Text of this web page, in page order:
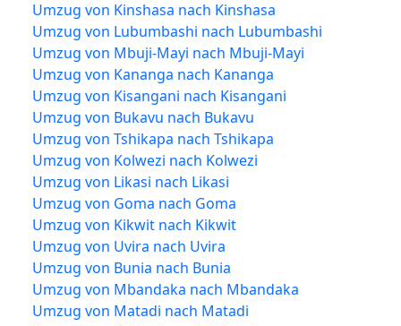
Umzug von Kinshasa nach Kinshasa
Umzug von Lubumbashi nach Lubumbashi
Umzug von Mbuji-Mayi nach Mbuji-Mayi
Umzug von Kananga nach Kananga
Umzug von Kisangani nach Kisangani
Umzug von Bukavu nach Bukavu
Umzug von Tshikapa nach Tshikapa
Umzug von Kolwezi nach Kolwezi
Umzug von Likasi nach Likasi
Umzug von Goma nach Goma
Umzug von Kikwit nach Kikwit
Umzug von Uvira nach Uvira
Umzug von Bunia nach Bunia
Umzug von Mbandaka nach Mbandaka
Umzug von Matadi nach Matadi